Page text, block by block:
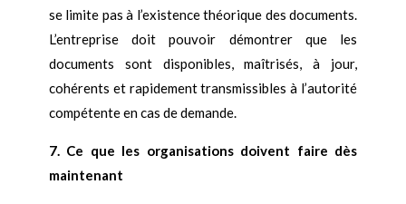
se limite pas à l’existence théorique des documents.
L’entreprise doit pouvoir démontrer que les
documents sont disponibles, maîtrisés, à jour,
cohérents et rapidement transmissibles à l’autorité
compétente en cas de demande.
7. Ce que les organisations doivent faire dès
maintenant